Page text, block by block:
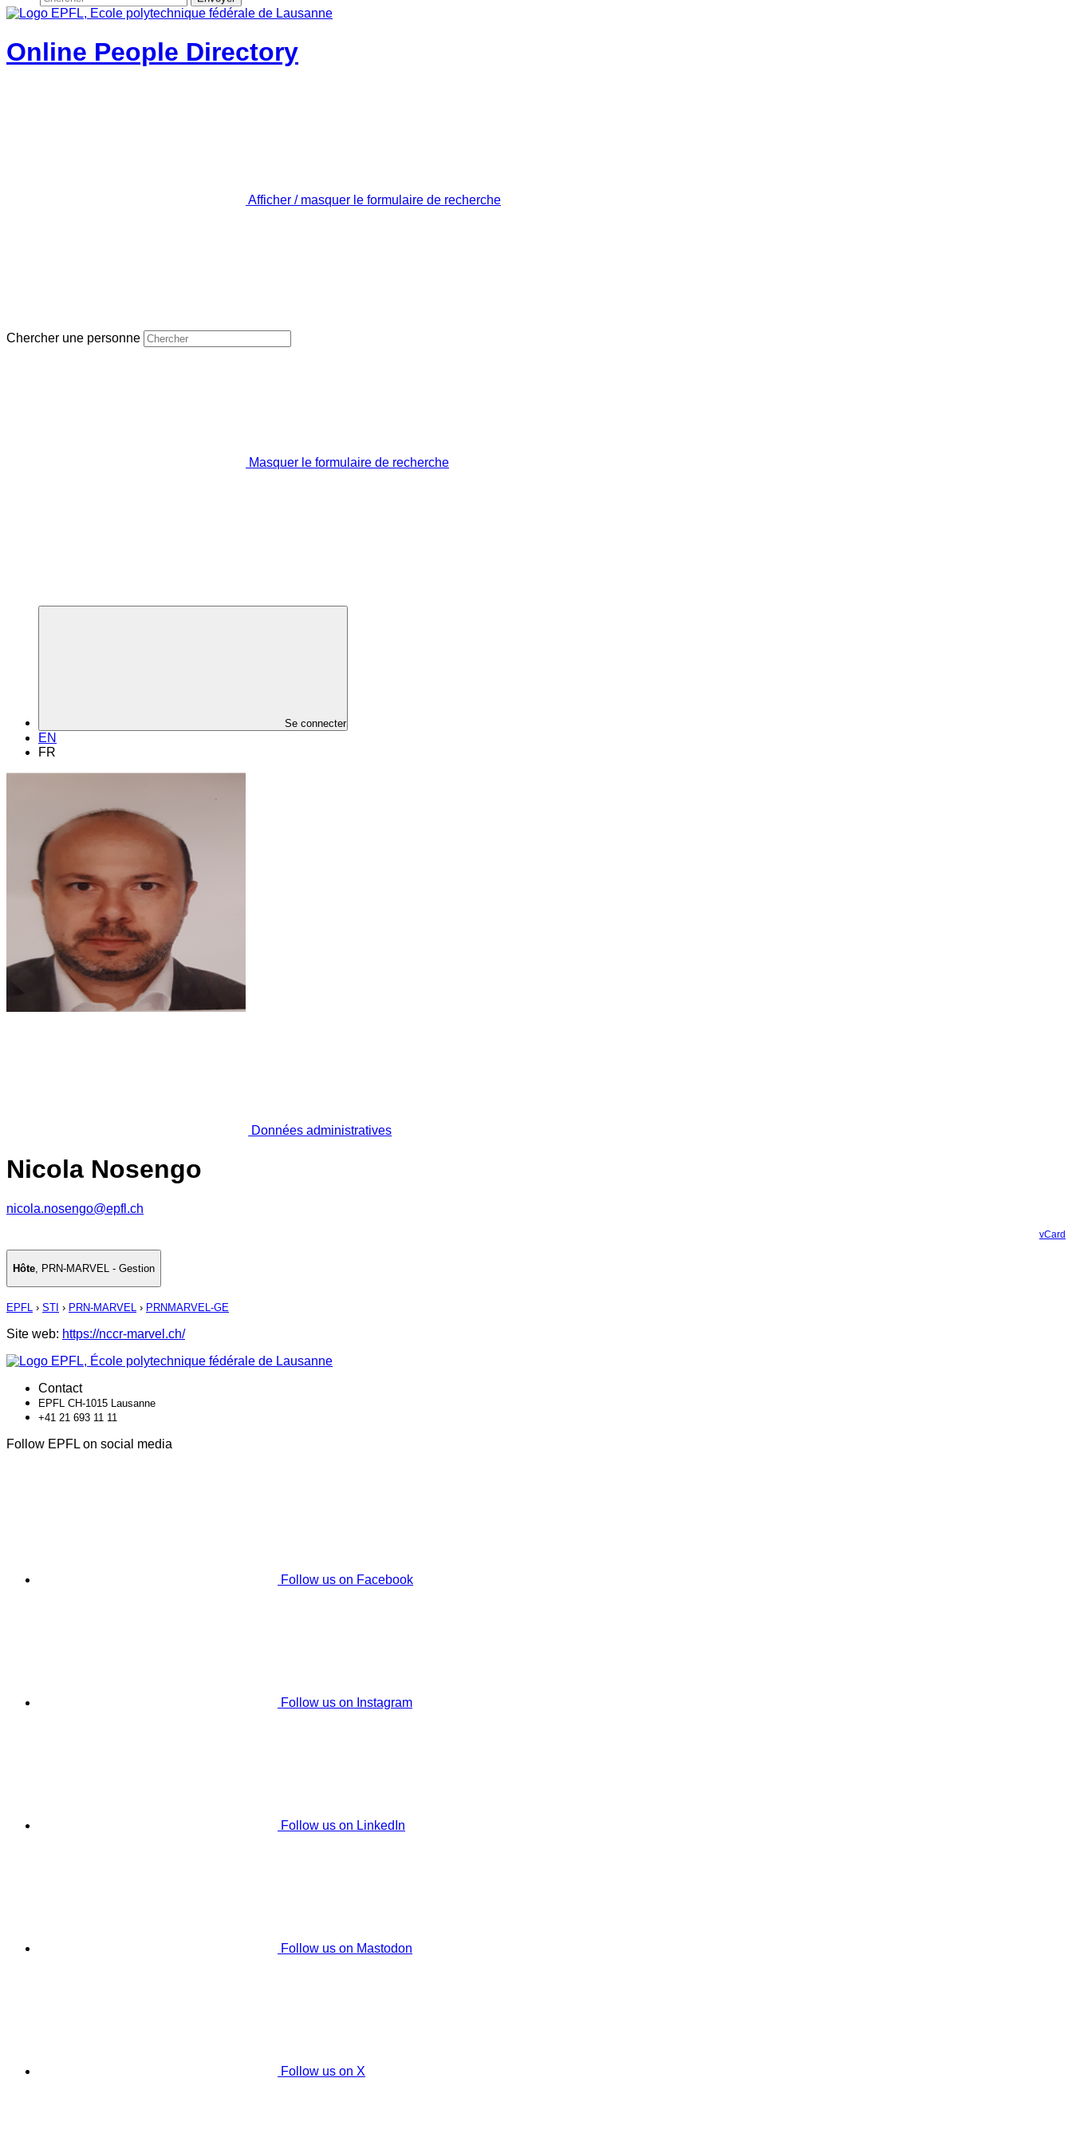
Online People Directory
Afficher / masquer le formulaire de recherche
Chercher une personne
Masquer le formulaire de recherche
Se connecter
EN
FR
Données administratives
Nicola Nosengo
nicola.nosengo@epfl.ch
vCard
Hôte, PRN-MARVEL - Gestion
EPFL › STI › PRN-MARVEL › PRNMARVEL-GE
Site web: https://nccr-marvel.ch/
Contact
EPFL CH-1015 Lausanne
+41 21 693 11 11
Follow EPFL on social media
Follow us on Facebook
Follow us on Instagram
Follow us on LinkedIn
Follow us on Mastodon
Follow us on X